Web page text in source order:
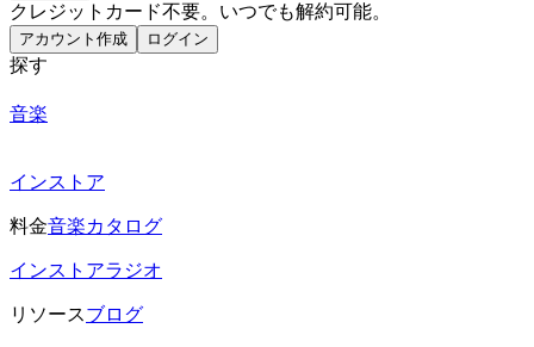
クレジットカード不要。いつでも解約可能。
アカウント作成 ログイン
探す
音楽
インストア
料金音楽カタログ
インストアラジオ
リソースブログ